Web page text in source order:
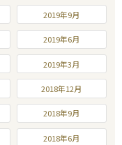
2019年9月
2019年6月
2019年3月
2018年12月
2018年9月
2018年6月